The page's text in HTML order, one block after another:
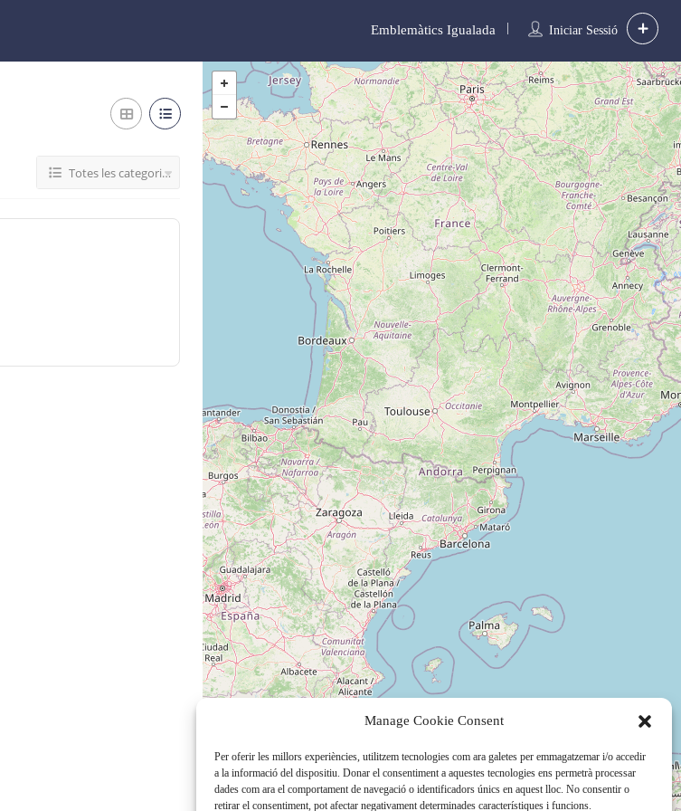
Manage Cookie Consent
Per oferir les millors experiències, utilitzem tecnologies com ara galetes per emmagatzemar i/o accedir
a la informació del dispositiu. Donar el consentiment a aquestes tecnologies ens permetrà processar
dades com ara el comportament de navegació o identificadors únics en aquest lloc. No consentir o
retirar el consentiment, pot afectar negativament determinades característiques i funcions.
Iniciar Sessió
Emblemàtics Igualada
Totes les categories